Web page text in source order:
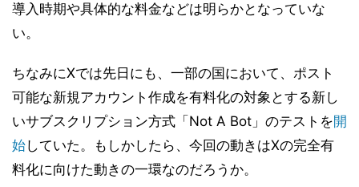
導入時期や具体的な料金などは明らかとなっていな
い。
ちなみにXでは先日にも、一部の国において、ポスト
可能な新規アカウント作成を有料化の対象とする新し
いサブスクリプション方式「Not A Bot」のテストを開
始していた。もしかしたら、今回の動きはXの完全有
料化に向けた動きの一環なのだろうか。